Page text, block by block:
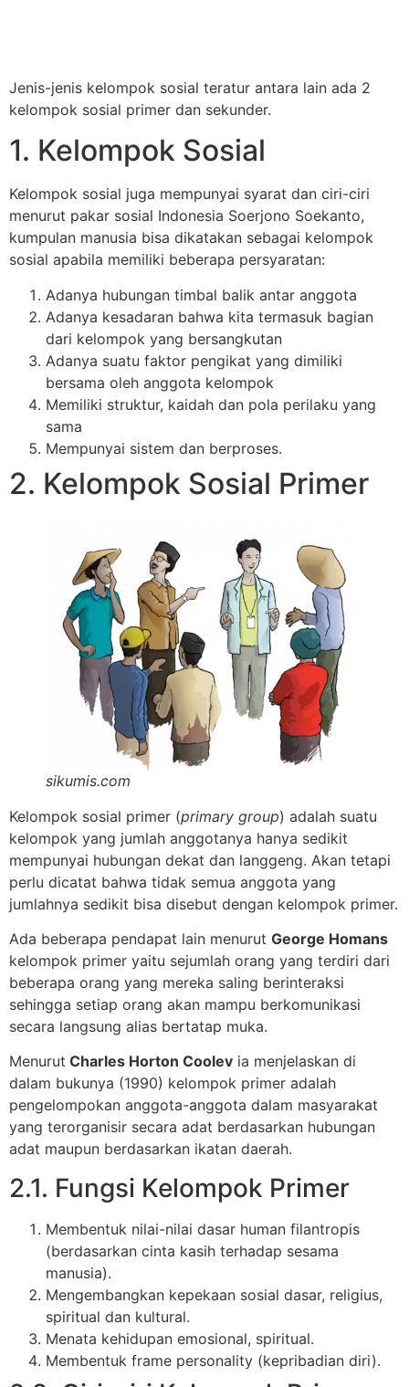
Jenis-jenis kelompok sosial teratur antara lain ada 2
kelompok sosial primer dan sekunder.
1. Kelompok Sosial
Kelompok sosial juga mempunyai syarat dan ciri-ciri
menurut pakar sosial Indonesia Soerjono Soekanto,
kumpulan manusia bisa dikatakan sebagai kelompok
sosial apabila memiliki beberapa persyaratan:
Adanya hubungan timbal balik antar anggota
Adanya kesadaran bahwa kita termasuk bagian
dari kelompok yang bersangkutan
Adanya suatu faktor pengikat yang dimiliki
bersama oleh anggota kelompok
Memiliki struktur, kaidah dan pola perilaku yang
sama
Mempunyai sistem dan berproses.
2. Kelompok Sosial Primer
sikumis.com
Kelompok sosial primer (primary group) adalah suatu
kelompok yang jumlah anggotanya hanya sedikit
mempunyai hubungan dekat dan langgeng. Akan tetapi
perlu dicatat bahwa tidak semua anggota yang
jumlahnya sedikit bisa disebut dengan kelompok primer.
Ada beberapa pendapat lain menurut George Homans
kelompok primer yaitu sejumlah orang yang terdiri dari
beberapa orang yang mereka saling berinteraksi
sehingga setiap orang akan mampu berkomunikasi
secara langsung alias bertatap muka.
Menurut Charles Horton Coolev ia menjelaskan di
dalam bukunya (1990) kelompok primer adalah
pengelompokan anggota-anggota dalam masyarakat
yang terorganisir secara adat berdasarkan hubungan
adat maupun berdasarkan ikatan daerah.
2.1. Fungsi Kelompok Primer
Membentuk nilai-nilai dasar human filantropis
(berdasarkan cinta kasih terhadap sesama
manusia).
Mengembangkan kepekaan sosial dasar, religius,
spiritual dan kultural.
Menata kehidupan emosional, spiritual.
Membentuk frame personality (kepribadian diri).